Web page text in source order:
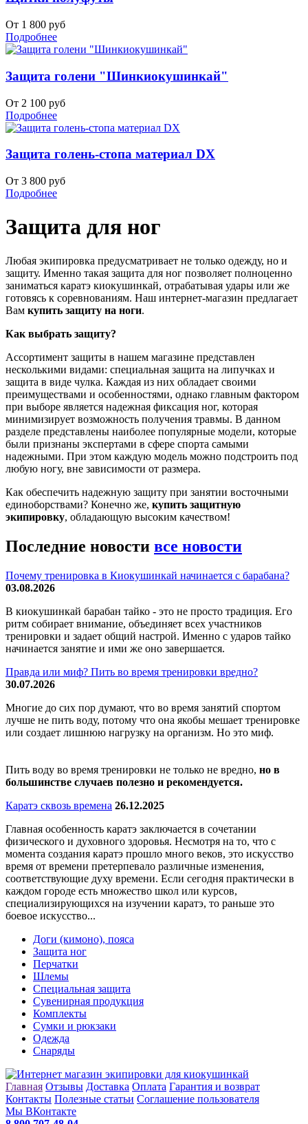
От 1 800 руб
Подробнее
Защита голени "Шинкиокушинкай"
От 2 100 руб
Подробнее
Защита голень-стопа материал DX
От 3 800 руб
Подробнее
Защита для ног
Любая экипировка предусматривает не только одежду, но и
защиту. Именно такая защита для ног позволяет полноценно
заниматься каратэ киокушинкай, отрабатывая удары или же
готовясь к соревнованиям. Наш интернет-магазин предлагает
Вам купить защиту на ноги.
Как выбрать защиту?
Ассортимент защиты в нашем магазине представлен
несколькими видами: специальная защита на липучках и
защита в виде чулка. Каждая из них обладает своими
преимуществами и особенностями, однако главным фактором
при выборе является надежная фиксация ног, которая
минимизирует возможность получения травмы. В данном
разделе представлены наиболее популярные модели, которые
были признаны экспертами в сфере спорта самыми
надежными. При этом каждую модель можно подстроить под
любую ногу, вне зависимости от размера.
Как обеспечить надежную защиту при занятии восточными
единоборствами? Конечно же, купить защитную
экипировку, обладающую высоким качеством!
Последние новости все новости
Почему тренировка в Киокушинкай начинается с барабана?
03.08.2026
В киокушинкай барабан тайко - это не просто традиция. Его
ритм собирает внимание, объединяет всех участников
тренировки и задает общий настрой. Именно с ударов тайко
начинается занятие и ими же оно завершается.
Правда или миф? Пить во время тренировки вредно?
30.07.2026
Многие до сих пор думают, что во время занятий спортом
лучше не пить воду, потому что она якобы мешает тренировке
или создает лишнюю нагрузку на организм. Но это миф.
Пить воду во время тренировки не только не вредно, но в
большинстве случаев полезно и рекомендуется.
Каратэ сквозь времена 26.12.2025
Главная особенность каратэ заключается в сочетании
физического и духовного здоровья. Несмотря на то, что с
момента создания каратэ прошло много веков, это искусство
время от времени претерпевало различные изменения,
соответствующие духу времени. Если сегодня практически в
каждом городе есть множество школ или курсов,
специализирующихся на изучении каратэ, то раньше это
боевое искусство...
Доги (кимоно), пояса
Защита ног
Перчатки
Шлемы
Специальная защита
Сувенирная продукция
Комплекты
Сумки и рюкзаки
Одежда
Снаряды
Главная Отзывы Доставка Оплата Гарантия и возврат
Контакты Полезные статьи Соглашение пользователя
Мы ВКонтакте